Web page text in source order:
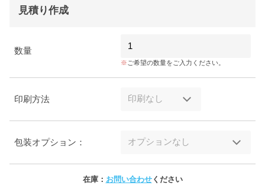
見積り作成
数量
ご希望の数量をご入力ください。
印刷方法
包装オプション：
在庫： お問い合わせください